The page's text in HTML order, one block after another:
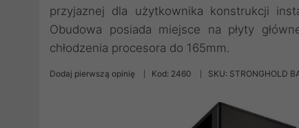
przyjaznej dla użytkownika konstrukcji
Obudowa posiada miejsce na płyty
chłodzenia procesora do 165mm.
Dodaj pierwszą opinię Kod: 2460 SKU: STRONGHOLD